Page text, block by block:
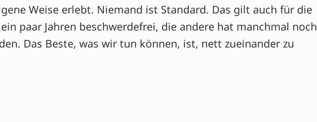
Weise erlebt. Niemand ist Standard. Das gilt auch für die
paar Jahren beschwerdefrei, die andere hat manchmal noch
Das Beste, was wir tun können, ist, nett zueinander zu